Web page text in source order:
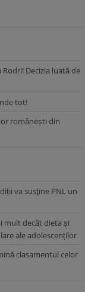
Decizia luată de
tot!
românești din
va susţine PNL un
mult decât dieta și
ale adolescenților
clasamentul celor